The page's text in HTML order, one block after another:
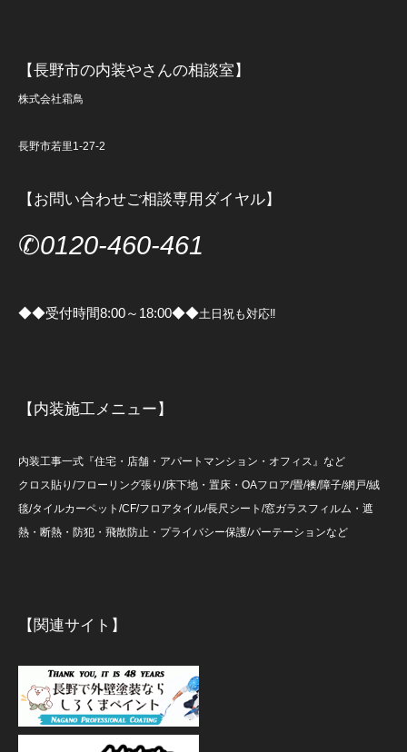
【長野市の内装やさんの相談室】
株式会社霜鳥
長野市若里1-27-2
【お問い合わせご相談専用ダイヤル】
✆0120-460-461
◆◆受付時間8:00～18:00◆◆土日祝も対応‼
【内装施工メニュー】
内装工事一式『住宅・店舗・アパートマンション・オフィス』など
クロス貼り/フローリング張り/床下地・置床・OAフロア/畳/襖/障子/網戸/絨
毯/タイルカーペット/CF/フロアタイル/長尺シート/窓ガラスフィルム・遮
熱・断熱・防犯・飛散防止・プライバシー保護/パーテーションなど
【関連サイト】